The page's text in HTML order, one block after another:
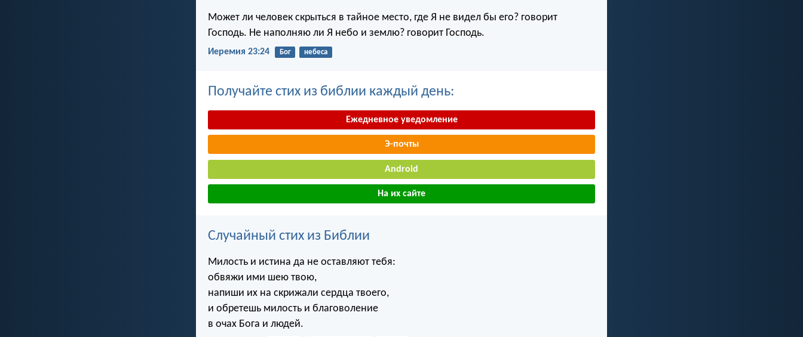
Может ли человек скрыться в тайное место, где Я не видел бы его? говорит
Господь. Не наполняю ли Я небо и землю? говорит Господь.
Иеремия 23:24 Бог небеса
Получайте стих из библии каждый день:
Ежедневное уведомление
Э-почты
Android
На их сайте
Случайный стих из Библии
Милость и истина да не оставляют тебя:
обвяжи ими шею твою,
напиши их на скрижали сердца твоего,
и обретешь милость и благоволение
в очах Бога и людей.